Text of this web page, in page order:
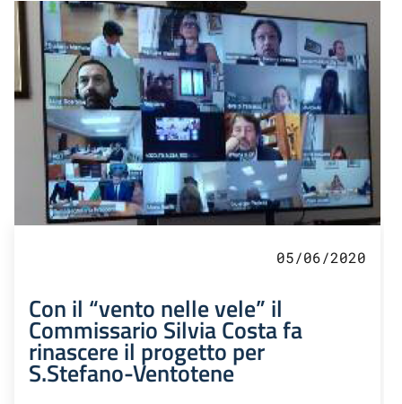
05/06/2020
Con il “vento nelle vele” il
Commissario Silvia Costa fa
rinascere il progetto per
S.Stefano-Ventotene